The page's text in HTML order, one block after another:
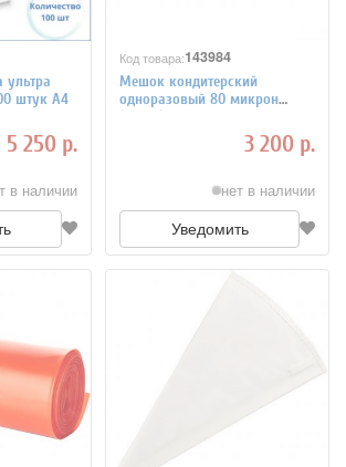
ультра
штук А4
5 250 р.
в наличии
Код товара:143984
Мешок кондитерский
одноразовый 80 микрон
(100шт), полиэтилен, L=65 см
3 200 р.
нет в наличии
Уведомить